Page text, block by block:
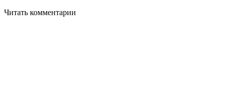
Читать комментарии